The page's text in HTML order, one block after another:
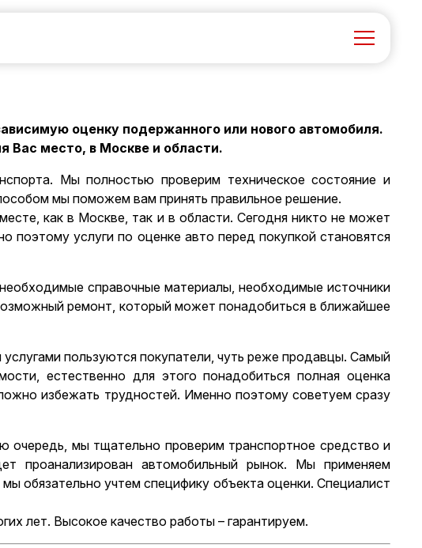
оценку подержанного или нового автомобиля.
Вас место, в Москве и области.
Мы полностью проверим техническое состояние и
мы поможем вам принять правильное решение.
как в Москве, так и в области. Сегодня никто не может
услуги по оценке авто перед покупкой становятся
справочные материалы, необходимые источники
ремонт, который может понадобиться в ближайшее
пользуются покупатели, чуть реже продавцы. Самый
естественно для этого понадобиться полная оценка
избежать трудностей. Именно поэтому советуем сразу
очередь, мы тщательно проверим транспортное средство и
проанализирован автомобильный рынок. Мы применяем
учтем специфику объекта оценки. Специалист
лет. Высокое качество работы – гарантируем.